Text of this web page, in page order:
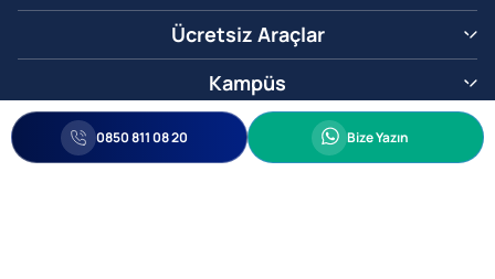
Ücretsiz Araçlar
Kampüs
0850 811 08 20 Whatsapp
Bize Yazın
0850 811 08 20